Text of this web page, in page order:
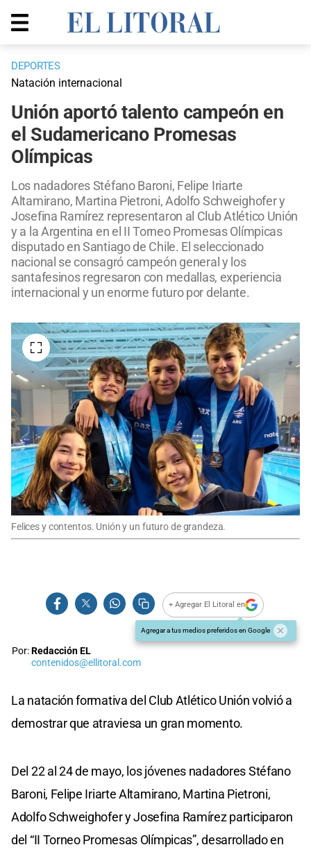
DEPORTES
Natación internacional
Unión aportó talento campeón en
el Sudamericano Promesas
Olímpicas
Los nadadores Stéfano Baroni, Felipe Iriarte
Altamirano, Martina Pietroni, Adolfo Schweighofer y
Josefina Ramírez representaron al Club Atlético Unión
y a la Argentina en el II Torneo Promesas Olímpicas
disputado en Santiago de Chile. El seleccionado
nacional se consagró campeón general y los
santafesinos regresaron con medallas, experiencia
internacional y un enorme futuro por delante.
Felices y contentos. Unión y un futuro de grandeza.
+ Agregar El Litoral en
Agregar a tus medios preferidos en Google
Por:Redacción EL
contenidos@ellitoral.com
La natación formativa del Club Atlético Unión volvió a
demostrar que atraviesa un gran momento.
Del 22 al 24 de mayo, los jóvenes nadadores Stéfano
Baroni, Felipe Iriarte Altamirano, Martina Pietroni,
Adolfo Schweighofer y Josefina Ramírez participaron
del “II Torneo Promesas Olímpicas”, desarrollado en